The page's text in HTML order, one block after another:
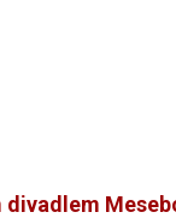
divadlem